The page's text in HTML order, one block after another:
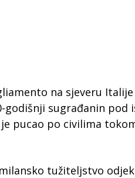
na sjeveru
godišnji sugrađanin
pucao po civilima
tužiteljstvo